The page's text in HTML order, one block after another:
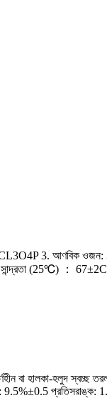
3. আণবিক
(25℃) ：
বা হালকা-হলুদ স্বচ্ছ
প্রতিসরাঙ্ক: